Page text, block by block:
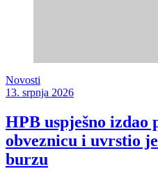
Novosti
13. srpnja 2026
HPB uspješno izdao
obveznicu i uvrstio
burzu